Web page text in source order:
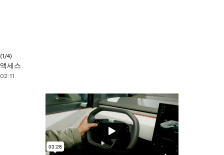
(1/4)
액세스
02:11